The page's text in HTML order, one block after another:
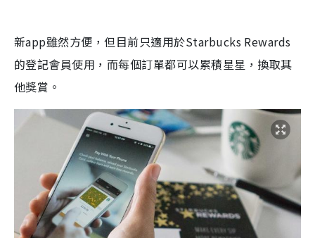
新app雖然方便，但目前只適用於Starbucks Rewards
的登記會員使用，而每個訂單都可以累積星星，換取其
他獎賞。